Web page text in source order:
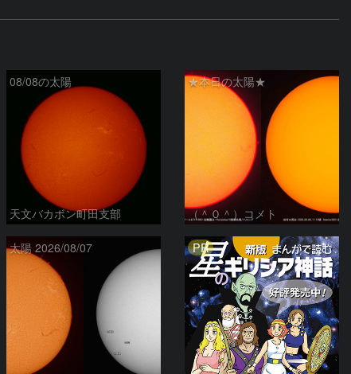
08/08の太陽
天文バカボン町田支部
★本日の太陽★
（＾０＾）コメト
太陽 2026/08/07 PR